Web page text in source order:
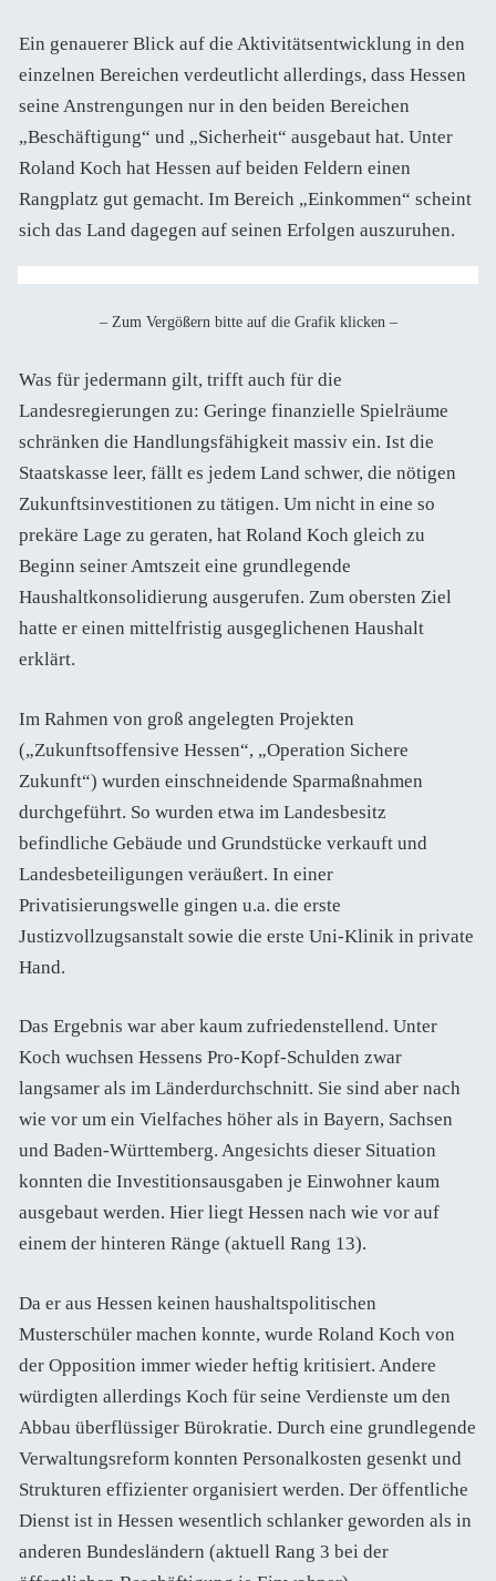
Ein genauerer Blick auf die Aktivitätsentwicklung in den
einzelnen Bereichen verdeutlicht allerdings, dass Hessen
seine Anstrengungen nur in den beiden Bereichen
„Beschäftigung“ und „Sicherheit“ ausgebaut hat. Unter
Roland Koch hat Hessen auf beiden Feldern einen
Rangplatz gut gemacht. Im Bereich „Einkommen“ scheint
sich das Land dagegen auf seinen Erfolgen auszuruhen.
– Zum Vergößern bitte auf die Grafik klicken –
Was für jedermann gilt, trifft auch für die
Landesregierungen zu: Geringe finanzielle Spielräume
schränken die Handlungsfähigkeit massiv ein. Ist die
Staatskasse leer, fällt es jedem Land schwer, die nötigen
Zukunftsinvestitionen zu tätigen. Um nicht in eine so
prekäre Lage zu geraten, hat Roland Koch gleich zu
Beginn seiner Amtszeit eine grundlegende
Haushaltkonsolidierung ausgerufen. Zum obersten Ziel
hatte er einen mittelfristig ausgeglichenen Haushalt
erklärt.
Im Rahmen von groß angelegten Projekten
(„Zukunftsoffensive Hessen“, „Operation Sichere
Zukunft“) wurden einschneidende Sparmaßnahmen
durchgeführt. So wurden etwa im Landesbesitz
befindliche Gebäude und Grundstücke verkauft und
Landesbeteiligungen veräußert. In einer
Privatisierungswelle gingen u.a. die erste
Justizvollzugsanstalt sowie die erste Uni-Klinik in private
Hand.
Das Ergebnis war aber kaum zufriedenstellend. Unter
Koch wuchsen Hessens Pro-Kopf-Schulden zwar
langsamer als im Länderdurchschnitt. Sie sind aber nach
wie vor um ein Vielfaches höher als in Bayern, Sachsen
und Baden-Württemberg. Angesichts dieser Situation
konnten die Investitionsausgaben je Einwohner kaum
ausgebaut werden. Hier liegt Hessen nach wie vor auf
einem der hinteren Ränge (aktuell Rang 13).
Da er aus Hessen keinen haushaltspolitischen
Musterschüler machen konnte, wurde Roland Koch von
der Opposition immer wieder heftig kritisiert. Andere
würdigten allerdings Koch für seine Verdienste um den
Abbau überflüssiger Bürokratie. Durch eine grundlegende
Verwaltungsreform konnten Personalkosten gesenkt und
Strukturen effizienter organisiert werden. Der öffentliche
Dienst ist in Hessen wesentlich schlanker geworden als in
anderen Bundesländern (aktuell Rang 3 bei der